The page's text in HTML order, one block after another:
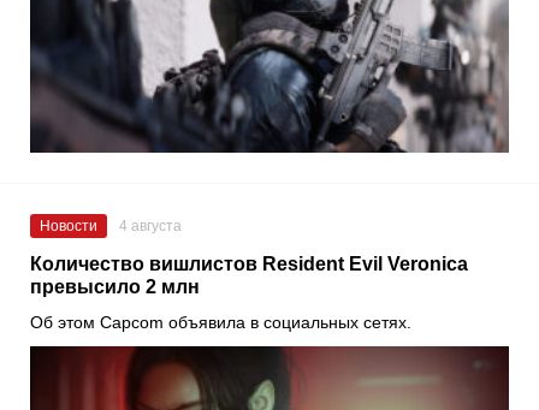
Новости 4 августа
Количество вишлистов Resident Evil Veronica
превысило 2 млн
Об этом Capcom объявила в социальных сетях.